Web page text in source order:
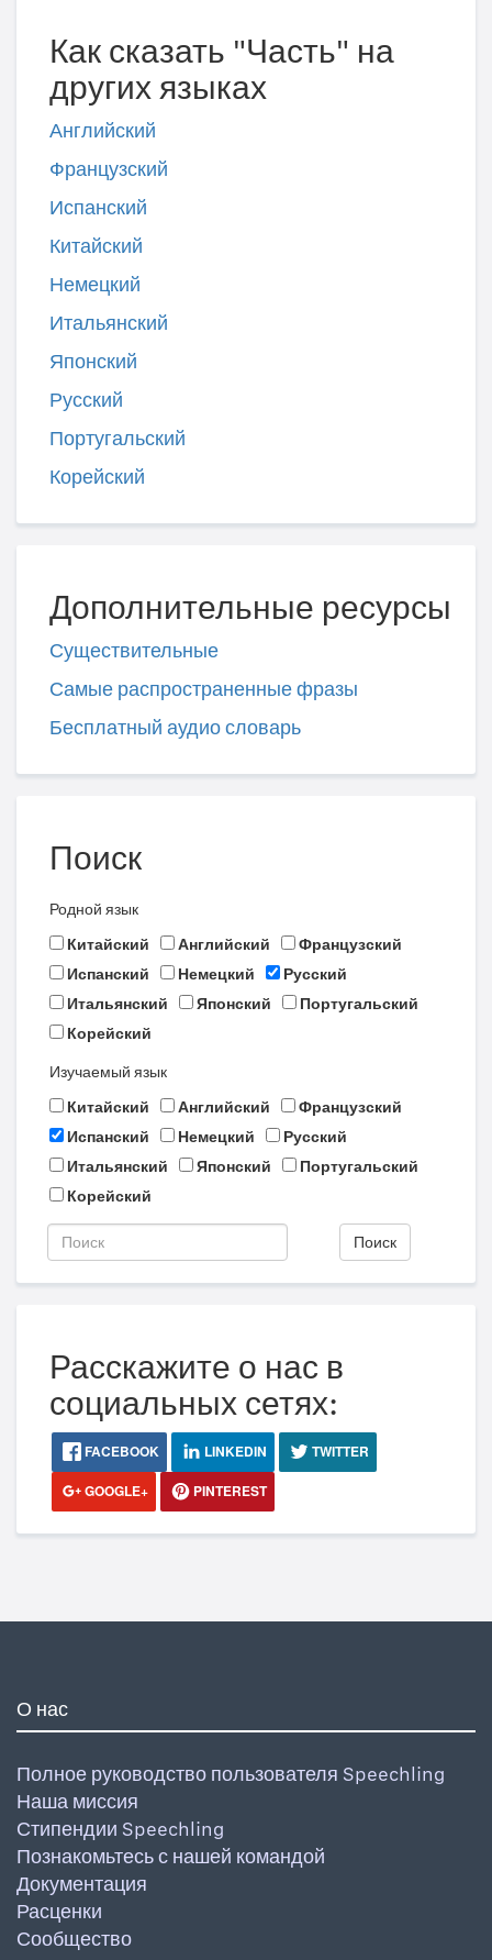
Как сказать "Часть" на
других языках
Английский
Французский
Испанский
Китайский
Немецкий
Итальянский
Японский
Русский
Португальский
Корейский
Дополнительные ресурсы
Существительные
Самые распространенные фразы
Бесплатный аудио словарь
Поиск
Родной язык
Китайский
Английский
Французский
Испанский
Немецкий
Русский
Итальянский
Японский
Португальский
Корейский
Изучаемый язык
Китайский
Английский
Французский
Испанский
Немецкий
Русский
Итальянский
Японский
Португальский
Корейский
Поиск
Расскажите о нас в
социальных сетях:
FACEBOOK LINKEDIN
TWITTER
GOOGLE+
PINTEREST
О нас
Полное руководство пользователя Speechling
Наша миссия
Стипендии Speechling
Познакомьтесь с нашей командой
Документация
Расценки
Сообщество